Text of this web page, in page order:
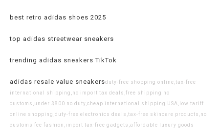
best retro adidas shoes 2025
top adidas streetwear sneakers
trending adidas sneakers TikTok
adidas resale value sneakersduty-free shopping online,tax-free
international shipping,no import tax deals,free shipping no
customs,under $800 no duty,cheap international shipping USA,low tariff
online shopping,duty-free electronics deals,tax-free skincare products,no
customs fee fashion,import tax-free gadgets,affordable luxury goods